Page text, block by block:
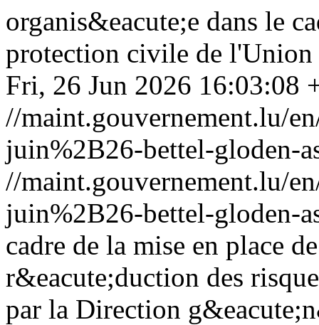
organis&eacute;e dans le
protection civile de
Fri, 26 Jun 2026 16:03:08
//maint.gouvernement.lu/
juin%2B26-bettel-gloden-
//maint.gouvernement.lu/
juin%2B26-bettel-gloden-
cadre de la mise en place
r&eacute;duction des
par la Direction